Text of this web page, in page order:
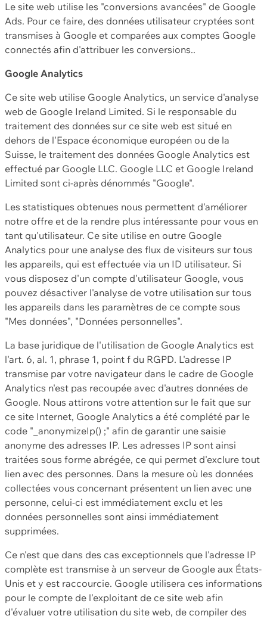
Le site web utilise les "conversions avancées" de Google
Ads. Pour ce faire, des données utilisateur cryptées sont
transmises à Google et comparées aux comptes Google
connectés afin d'attribuer les conversions..
Google Analytics
Ce site web utilise Google Analytics, un service d'analyse
web de Google Ireland Limited. Si le responsable du
traitement des données sur ce site web est situé en
dehors de l'Espace économique européen ou de la
Suisse, le traitement des données Google Analytics est
effectué par Google LLC. Google LLC et Google Ireland
Limited sont ci-après dénommés "Google".
Les statistiques obtenues nous permettent d'améliorer
notre offre et de la rendre plus intéressante pour vous en
tant qu'utilisateur. Ce site utilise en outre Google
Analytics pour une analyse des flux de visiteurs sur tous
les appareils, qui est effectuée via un ID utilisateur. Si
vous disposez d'un compte d'utilisateur Google, vous
pouvez désactiver l'analyse de votre utilisation sur tous
les appareils dans les paramètres de ce compte sous
"Mes données", "Données personnelles".
La base juridique de l'utilisation de Google Analytics est
l'art. 6, al. 1, phrase 1, point f du RGPD. L'adresse IP
transmise par votre navigateur dans le cadre de Google
Analytics n'est pas recoupée avec d'autres données de
Google. Nous attirons votre attention sur le fait que sur
ce site Internet, Google Analytics a été complété par le
code "_anonymizeIp() ;" afin de garantir une saisie
anonyme des adresses IP. Les adresses IP sont ainsi
traitées sous forme abrégée, ce qui permet d'exclure tout
lien avec des personnes. Dans la mesure où les données
collectées vous concernant présentent un lien avec une
personne, celui-ci est immédiatement exclu et les
données personnelles sont ainsi immédiatement
supprimées.
Ce n'est que dans des cas exceptionnels que l'adresse IP
complète est transmise à un serveur de Google aux États-
Unis et y est raccourcie. Google utilisera ces informations
pour le compte de l'exploitant de ce site web afin
d'évaluer votre utilisation du site web, de compiler des